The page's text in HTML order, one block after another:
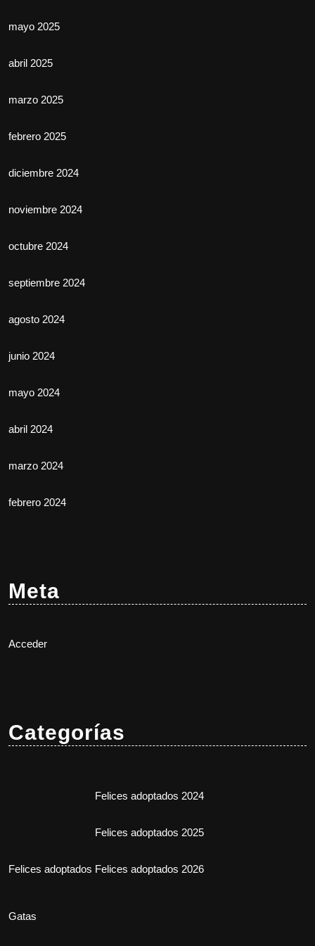
mayo 2025
abril 2025
marzo 2025
febrero 2025
diciembre 2024
noviembre 2024
octubre 2024
septiembre 2024
agosto 2024
junio 2024
mayo 2024
abril 2024
marzo 2024
febrero 2024
Meta
Acceder
Categorías
Felices adoptados
Felices adoptados 2024
Felices adoptados 2025
Felices adoptados 2026
Gatas